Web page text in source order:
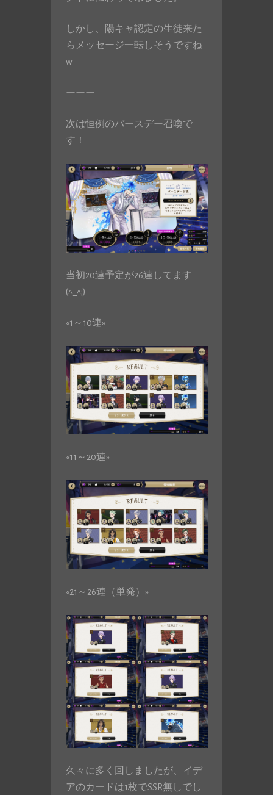
しかし、陽キャ認定の生徒来た
らメッセージ一転しそうですね
w
ーーー
次は恒例のバースデー召喚で
す！
当初20連予定が26連してます
(^_^;)
«1～10連»
«11～20連»
«21～26連（単発）»
久々に多く回しましたが、イデ
アのカードは1枚でSSR無しでし